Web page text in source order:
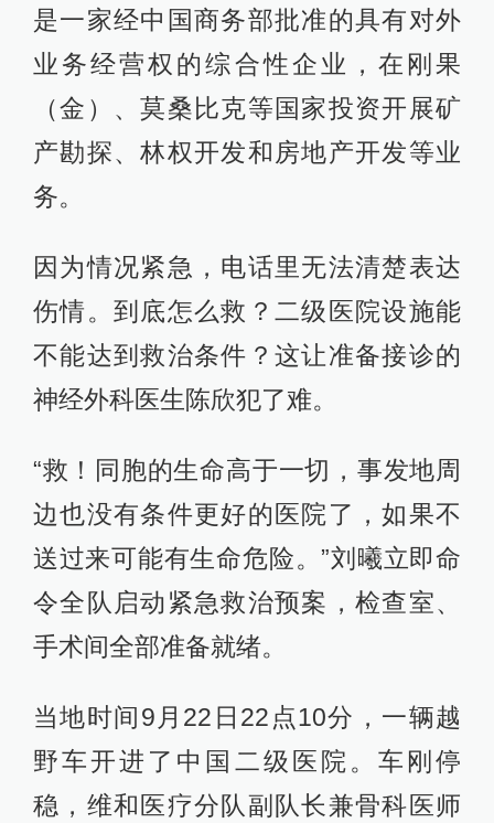
是一家经中国商务部批准的具有对外
业务经营权的综合性企业，在刚果
（金）、莫桑比克等国家投资开展矿
产勘探、林权开发和房地产开发等业
务。
因为情况紧急，电话里无法清楚表达
伤情。到底怎么救？二级医院设施能
不能达到救治条件？这让准备接诊的
神经外科医生陈欣犯了难。
“救！同胞的生命高于一切，事发地周
边也没有条件更好的医院了，如果不
送过来可能有生命危险。”刘曦立即命
令全队启动紧急救治预案，检查室、
手术间全部准备就绪。
当地时间9月22日22点10分，一辆越
野车开进了中国二级医院。车刚停
稳，维和医疗分队副队长兼骨科医师